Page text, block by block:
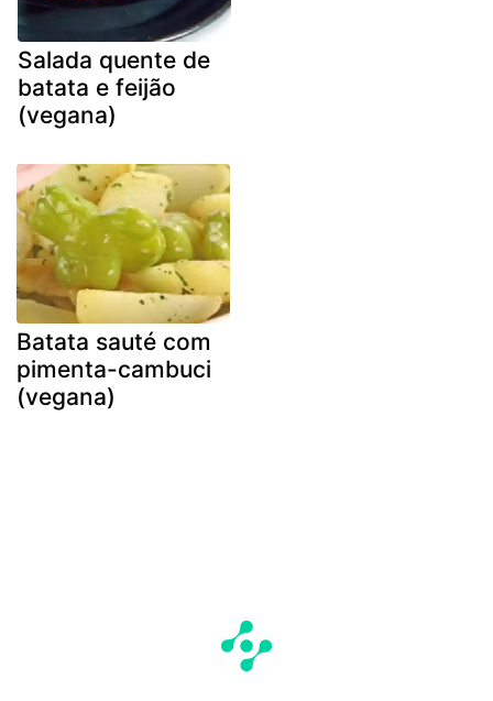
Salada quente de
batata e feijão
(vegana)
Batata sauté com
pimenta-cambuci
(vegana)